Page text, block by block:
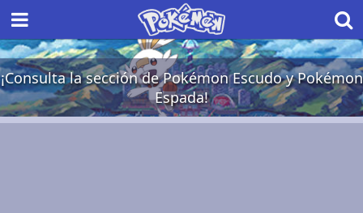
¡Consulta la sección de Pokémon Escudo y Pokémon
Espada!